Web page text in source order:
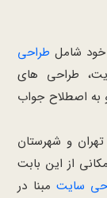
خود شامل طراحی
طراحی های
به اصطلاح جواب
تهران و شهرستان
از این بابت
سایت مبنا در